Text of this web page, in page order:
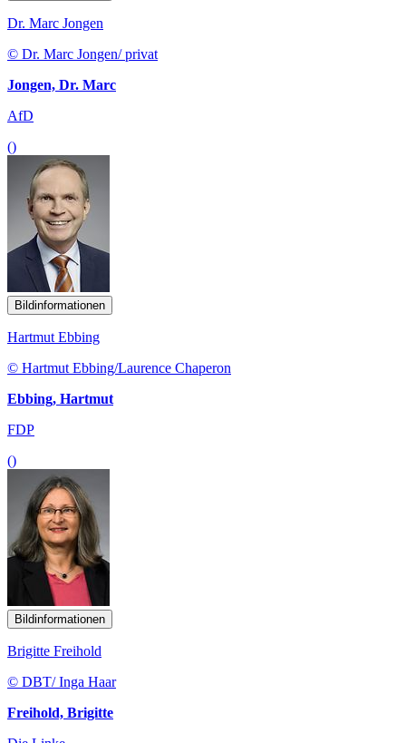
Dr. Marc Jongen
© Dr. Marc Jongen/ privat
Jongen, Dr. Marc
AfD
()
Bildinformationen
Hartmut Ebbing
© Hartmut Ebbing/Laurence Chaperon
Ebbing, Hartmut
FDP
()
Bildinformationen
Brigitte Freihold
© DBT/ Inga Haar
Freihold, Brigitte